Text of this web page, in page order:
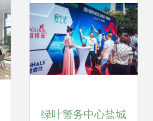
绿叶警务中心盐城